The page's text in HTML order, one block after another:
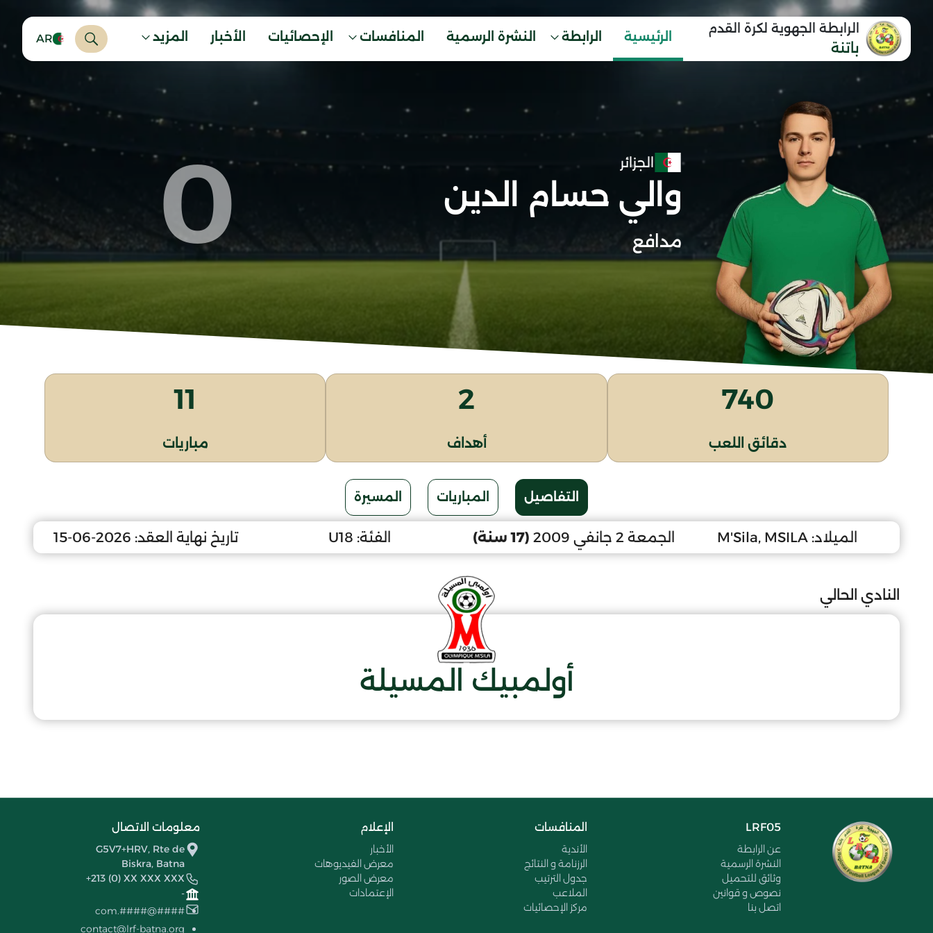
الرابطة الجهوية لكرة القدم
باتنة
الرئيسية الرابطة النشرة الرسمية المنافسات الإحصائيات الأخبار المزيد AR
الجزائر
والي حسام الدين
مدافع 0
740
دقائق اللعب
2
أهداف
11
مباريات
التفاصيل المباريات المسيرة
الميلاد: M'Sila, MSILA الجمعة 2 جانفي 2009 (17 سنة) الفئة: U18 تاريخ نهاية العقد: 2026-06-15
النادي الحالي
أولمبيك المسيلة
LRF05
عن الرابطة
النشرة الرسمية
وثائق للتحميل
نصوص و قوانين
اتصل بنا
المنافسات
الأندية
الرزنامة و النتائج
جدول الترتيب
الملاعب
مركز الإحصائيات
الإعلام
الأخبار
معرض الفيديوهات
معرض الصور
الإعتمادات
معلومات الاتصال
G5V7+HRV, Rte de
Biskra, Batna
+213 (0) XX XXX XXX
-
####@####.com
contact@lrf-batna.org